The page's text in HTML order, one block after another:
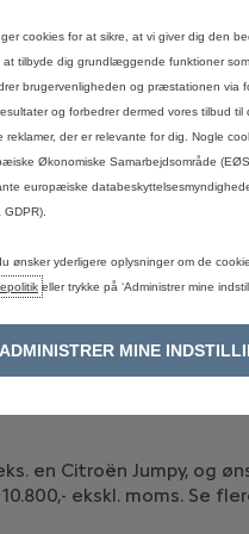
i garantibestemmelserne
FLEX
Citroën-
er indregistreret?
FLEX til en
Premium Varebil
en Citroën Jumpy, og
ekskl. moms. Se
cookies for at sikre, at vi giver dig den
at tilbyde dig grundlæggende funktioner
brugervenligheden og præstationen via
og forbedrer dermed vores tilbud
reklamer, der er relevante for dig. Nogle
Økonomiske Samarbejdsområde
europæiske
ønsker yderligere oplysninger om de
eller trykke på ‘Administrer mine
ADMINISTRER MINE